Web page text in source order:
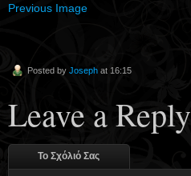
Previous Image
Posted by Joseph at 16:15
Leave a Reply
Το Σχόλιό Σας